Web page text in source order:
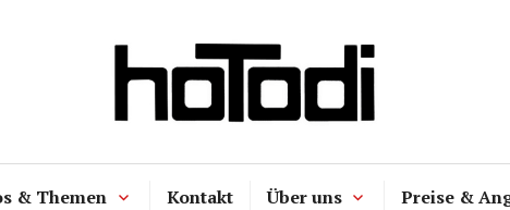
hoTodi
& Themen Kontakt Über uns Preise &